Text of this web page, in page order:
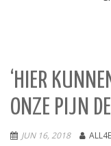
‘HIER
ONZE PIJN
JUN 16, 2018